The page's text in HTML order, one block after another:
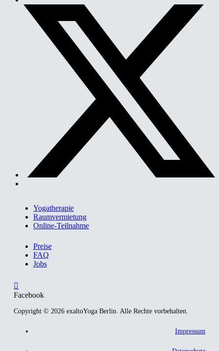
Yogatherapie
Raumvermietung
Online-Teilnahme
Preise
FAQ
Jobs
Facebook
Copyright © 2026 exaltoYoga Berlin. Alle Rechte vorbehalten.
Impressum